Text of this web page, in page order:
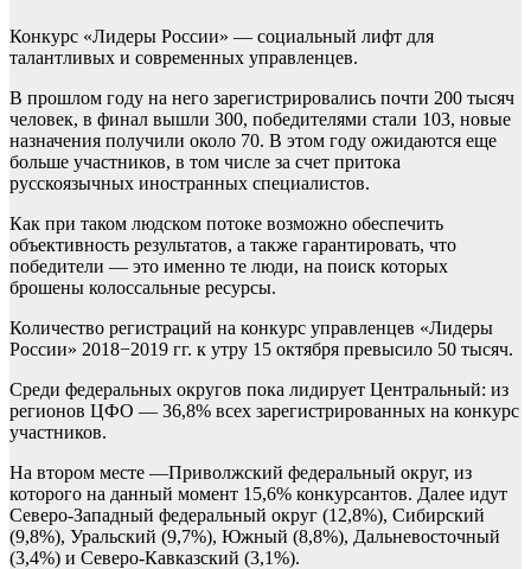
Конкурс «Лидеры России» — социальный лифт для
талантливых и современных управленцев.
В прошлом году на него зарегистрировались почти 200 тысяч
человек, в финал вышли 300, победителями стали 103, новые
назначения получили около 70. В этом году ожидаются еще
больше участников, в том числе за счет притока
русскоязычных иностранных специалистов.
Как при таком людском потоке возможно обеспечить
объективность результатов, а также гарантировать, что
победители — это именно те люди, на поиск которых
брошены колоссальные ресурсы.
Количество регистраций на конкурс управленцев «Лидеры
России» 2018−2019 гг. к утру 15 октября превысило 50 тысяч.
Среди федеральных округов пока лидирует Центральный: из
регионов ЦФО — 36,8% всех зарегистрированных на конкурс
участников.
На втором месте —Приволжский федеральный округ, из
которого на данный момент 15,6% конкурсантов. Далее идут
Северо-Западный федеральный округ (12,8%), Сибирский
(9,8%), Уральский (9,7%), Южный (8,8%), Дальневосточный
(3,4%) и Северо-Кавказский (3,1%).